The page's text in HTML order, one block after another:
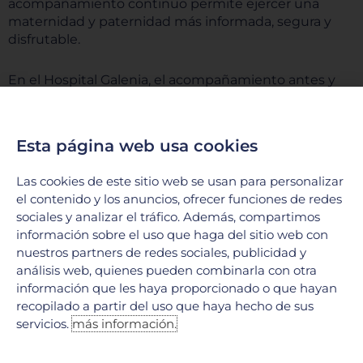
acompañamiento continuo permite ejercer una
maternidad y paternidad más informada, segura y
disfrutable.
En el Hospital Galenia, el acompañamiento antes y
el Club de Lactancia, asesoría personalizada y
reales para que este proceso se viva con mayor
confianza y bienestar. Porque traer una nueva vida al
mundo no debería vivirse en soledad, sino
acompañado, informado y con apoyo profesional.
Ant
La nueva era del tratamiento médico contra la obesidad infantil
SIGUIENTE
Esta página web usa cookies
Las cookies de este sitio web se usan para personalizar
el contenido y los anuncios, ofrecer funciones de redes
sociales y analizar el tráfico. Además, compartimos
información sobre el uso que haga del sitio web con
nuestros partners de redes sociales, publicidad y
análisis web, quienes pueden combinarla con otra
información que les haya proporcionado o que hayan
recopilado a partir del uso que haya hecho de sus
servicios.más información.